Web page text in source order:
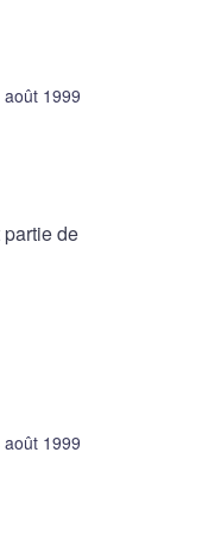
août 1999
de
août 1999